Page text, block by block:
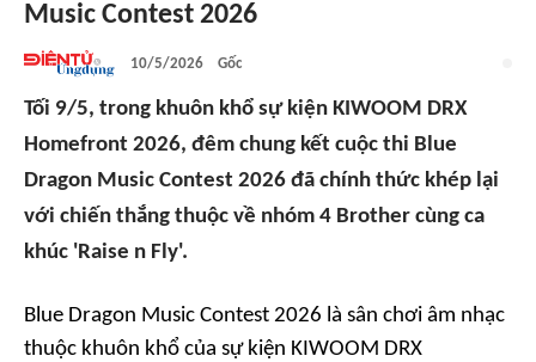
Music Contest 2026
10/5/2026 Gốc
Tối 9/5, trong khuôn khổ sự kiện KIWOOM DRX
Homefront 2026, đêm chung kết cuộc thi Blue
Dragon Music Contest 2026 đã chính thức khép lại
với chiến thắng thuộc về nhóm 4 Brother cùng ca
khúc 'Raise n Fly'.
Blue Dragon Music Contest 2026 là sân chơi âm nhạc
thuộc khuôn khổ của sự kiện KIWOOM DRX